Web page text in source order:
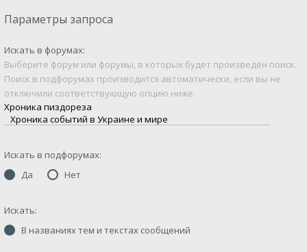
Параметры запроса
Искать в форумах:
Выберите форум или форумы, в которых будет произведён поиск.
Поиск в подфорумах производится автоматически, если вы не
отключили соответствующую опцию ниже.
Искать в подфорумах:
Да
Нет
Искать:
В названиях тем и текстах сообщений